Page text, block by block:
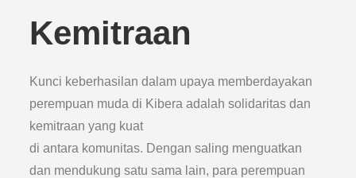
Kemitraan
Kunci keberhasilan dalam upaya memberdayakan
perempuan muda di Kibera adalah solidaritas dan
kemitraan yang kuat
di antara komunitas. Dengan saling menguatkan
dan mendukung satu sama lain, para perempuan